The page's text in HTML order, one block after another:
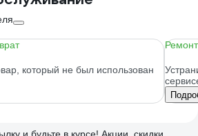
который не был использован